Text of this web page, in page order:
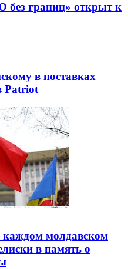
без границ» открыт к
в поставках
Patriot
молдавском
в память о